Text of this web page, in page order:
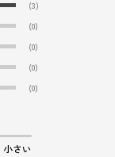
(3)
(0)
(0)
(0)
(0)
小さい